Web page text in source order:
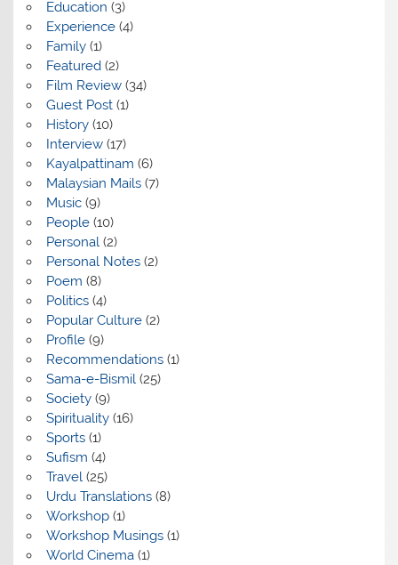
Education (3)
Experience(4)
Family(1)
Featured(2)
Film Review(34)
Guest Post(1)
History(10)
Interview(17)
Kayalpattinam (6)
Malaysian Mails(7)
Music(9)
People(10)
Personal(2)
Personal Notes(2)
Poem (8)
Politics(4)
Popular Culture(2)
Profile(9)
Recommendations(1)
Sama-e-Bismil(25)
Society(9)
Spirituality(16)
Sports(1)
Sufism (4)
Travel(25)
Urdu Translations(8)
Workshop(1)
Workshop Musings(1)
World Cinema(1)